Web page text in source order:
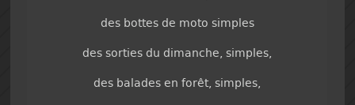
des bottes de moto simples
des sorties du dimanche, simples,
des balades en forêt, simples,